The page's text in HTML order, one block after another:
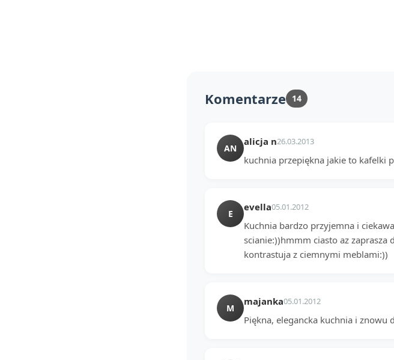
Komentarze 14
AN
alicja n26.03.2013
kuchnia przepiękna jakie to kafelki
E
evella05.01.2012
Kuchnia bardzo przyjemna i
scianie:))hmmm ciasto az
kontrastuja z ciemnymi meblami:))
M
majanka05.01.2012
Piękna, elegancka kuchnia i